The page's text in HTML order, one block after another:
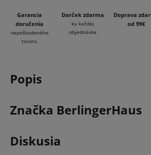
Garancia
doručenia
nepoškodeného
tovaru
Darček zdarma
ku každej
objednávke
Doprava
od 99€
Popis
Značka BerlingerHaus
Diskusia